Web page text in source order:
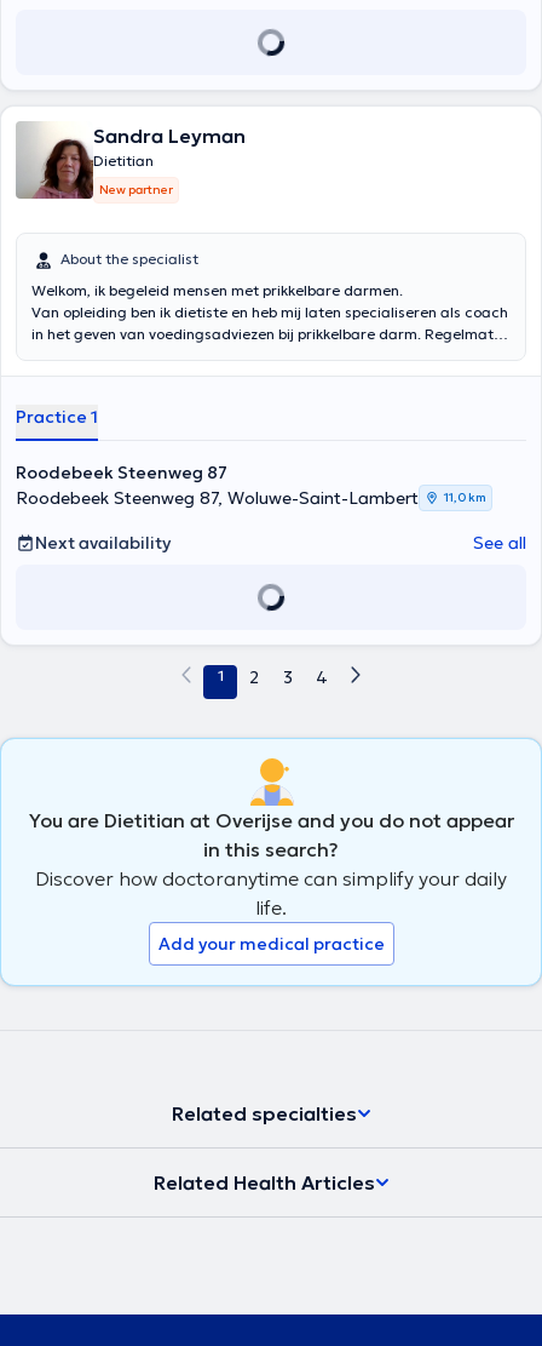
Sandra Leyman
Dietitian
New partner
About the specialist
Welkom, ik begeleid mensen met prikkelbare darmen.
Van opleiding ben ik dietiste en heb mij laten specialiseren als coach
in het geven van voedingsadviezen bij prikkelbare darm. Regelmatig
Practice 1
Roodebeek Steenweg 87
Roodebeek Steenweg 87, Woluwe-Saint-Lambert
11,0 km
Next availability See all
1 2 3 4
You are Dietitian at Overijse and you do not appear
in this search?
Discover how doctoranytime can simplify your daily
life.
Add your medical practice
Related specialties
Related Health Articles